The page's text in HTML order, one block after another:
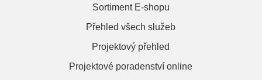
Sortiment E-shopu
Přehled všech služeb
Projektový přehled
Projektové poradenství online